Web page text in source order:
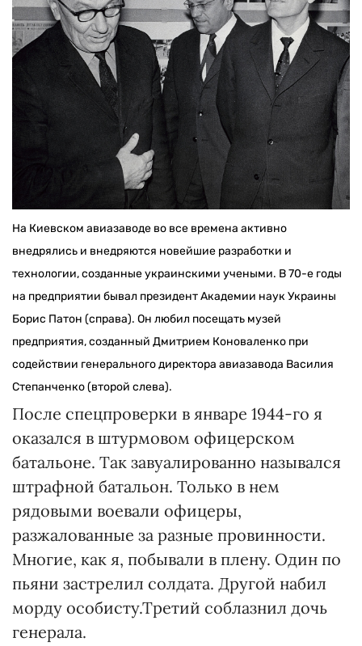
На Киевском авиазаводе во все времена активно
внедрялись и внедряются новейшие разработки и
технологии, созданные украинскими учеными. В 70-е годы
на предприятии бывал президент Академии наук Украины
Борис Патон (справа). Он любил посещать музей
предприятия, созданный Дмитрием Коноваленко при
содействии генерального директора авиазавода Василия
Степанченко (второй слева).
После спецпроверки в январе 1944-го я
оказался в штурмовом офицерском
батальоне. Так завуалированно назывался
штрафной батальон. Только в нем
рядовыми воевали офицеры,
разжалованные за разные провинности.
Многие, как я, побывали в плену. Один по
пьяни застрелил солдата. Другой набил
морду особисту.Третий соблазнил дочь
генерала.